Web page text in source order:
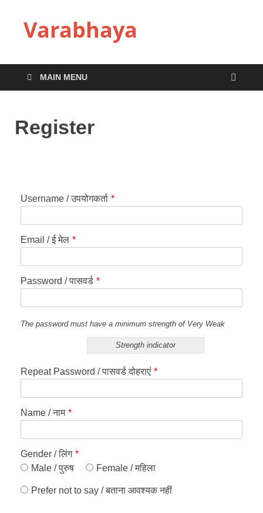
Varabhaya
MAIN MENU
Register
Username / उपयोगकर्ता *
Email / ई मेल *
Password / पासवर्ड *
The password must have a minimum strength of Very Weak
Strength indicator
Repeat Password / पासवर्ड दोहराएं *
Name / नाम *
Gender / लिंग *
Male / पुरुष
Female / महिला
Prefer not to say / बताना आवश्यक नहीं